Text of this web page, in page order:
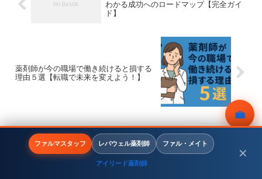
わかる成功へのロードマップ【完全ガイ
ド】
薬剤師が今の職場で働き続けると損する
理由５選【転職で未来を変えよう！】
コメント
ファルマスタッフ レバウェル薬剤師 ファル・メイト
アイリード薬剤師
✕
💼